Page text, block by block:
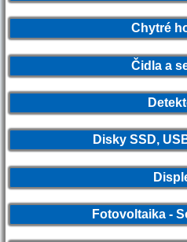
Chytré
Čidla a
Disky SSD,
Fotovoltaika -